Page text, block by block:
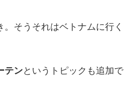
そうそれはベトナムに行く
テンというトピックも追加で